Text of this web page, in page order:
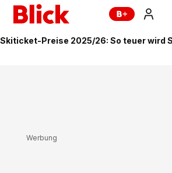
Skiticket-Preise 2025/26: So teuer wird